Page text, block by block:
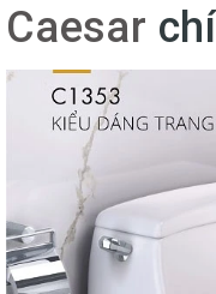
Caesar